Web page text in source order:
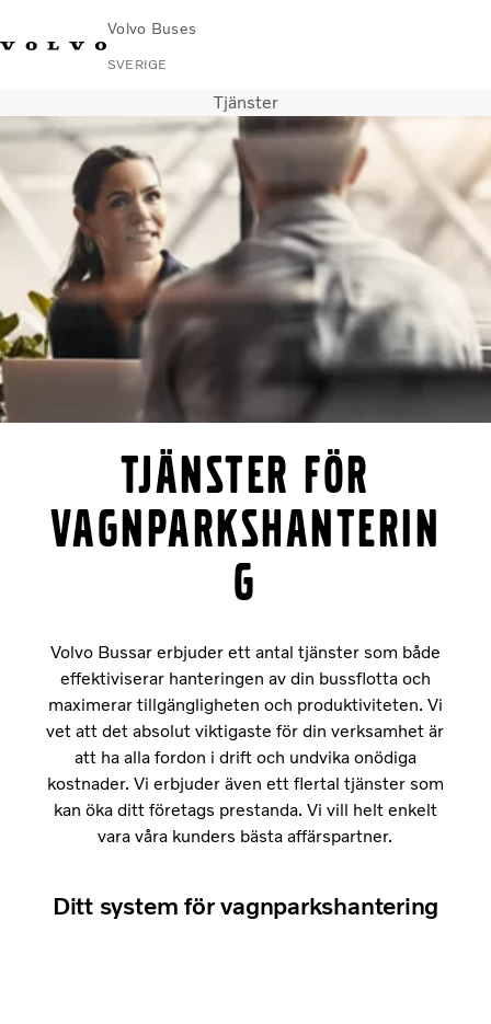
Volvo Buses
SVERIGE
Market
Global
webbplats
serviceverkstad
Stads- och intercitytrafik
Turistbussar
Tjänster
Varför Volvo?
Nyheter & stories
Kontakt
Tjänster
Tjänster för
vagnparkshanterin
g
Volvo Bussar erbjuder ett antal tjänster som både
effektiviserar hanteringen av din bussflotta och
maximerar tillgängligheten och produktiviteten. Vi
vet att det absolut viktigaste för din verksamhet är
att ha alla fordon i drift och undvika onödiga
kostnader. Vi erbjuder även ett flertal tjänster som
kan öka ditt företags prestanda. Vi vill helt enkelt
vara våra kunders bästa affärspartner.
Ditt system för vagnparkshantering